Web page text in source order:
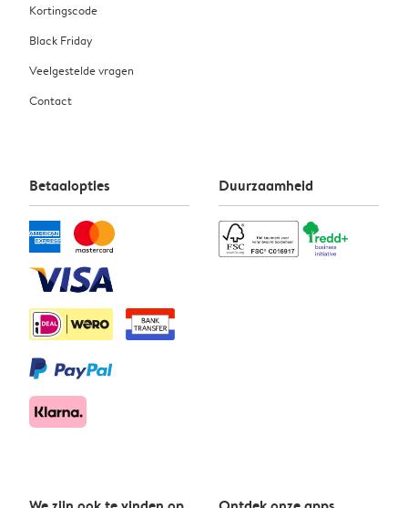
Kortingscode
Black Friday
Veelgestelde vragen
Contact
Betaalopties Duurzaamheid